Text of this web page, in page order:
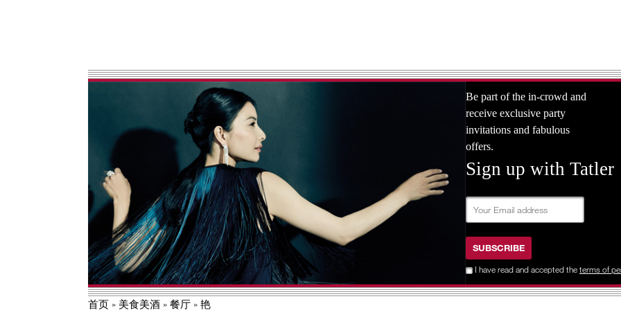
Be part of the in-crowd and
receive exclusive party
invitations and fabulous
offers.
Sign up with Tatler
SUBSCRIBE
I have read and accepted theterms of
首页 美食美酒 餐厅 艳